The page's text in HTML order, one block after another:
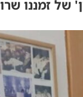
של זמננו